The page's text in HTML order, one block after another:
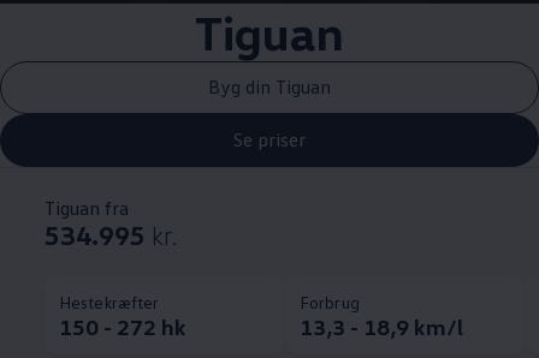
Tiguan
Byg din Tiguan
Se priser
Tiguan fra
534.995 kr.
Hestekræfter
150 - 272 hk
Forbrug
13,3 - 18,9 km/l